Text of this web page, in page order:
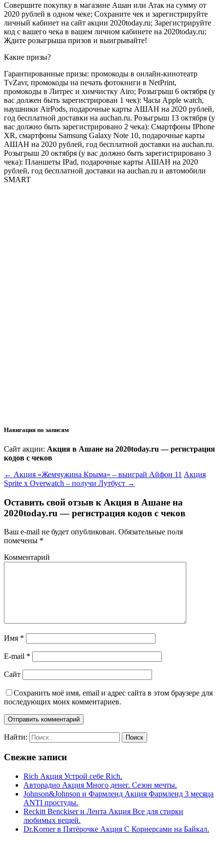
Совершите покупку в магазине Ашан или Атак на сумму от
2020 рублей в одном чеке; Сохраните чек и зарегистрируйте
личный кабинет на сайт акции 2020today.ru; Зарегистрируйте
код с вашего чека в вашем личном кабинете на 2020today.ru;
Ждите розыгрыша призов и выигрывайте!
Какие призы?
Гарантированные призы: промокоды в онлайн-кинотеатр
TvZavr, промокоды на печать фотокниги в NetPrint,
промокоды в Литрес и химчистку Airo; Розыгрыш 6 октября (у
вас должен быть зарегистрирован 1 чек): Часы Apple watch,
наушники AirPods, подарочные карты АШАН на 2020 рублей,
год бесплатной доставки на auchan.ru. Розыгрыш 13 октября (у
вас должно быть зарегистрировано 2 чека): Смартфоны IPhone
XR, смартфоны Samsung Galaxy Note 10, подарочные карты
АШАН на 2020 рублей, год бесплатной доставки на auchan.ru.
Розыгрыш 20 октября (у вас должно быть зарегистрировано 3
чека): Планшеты IPad, подарочные карты АШАН на 2020
рублей, год бесплатной доставки на auchan.ru и автомобили
SMART
Навигация по записям
Сайт акции: Акция в Ашане на 2020today.ru — регистрация
кодов с чеков
← Акция «Жемчужина Крыма» – выиграй Айфон 11 Акция
Sprite x Overwatch – получи Лутбуст →
Оставить свой отзыв к Акция в Ашане на
2020today.ru — регистрация кодов с чеков
Ваш e-mail не будет опубликован. Обязательные поля
помечены *
Комментарий
Имя *
E-mail *
Сайт
Сохранить моё имя, email и адрес сайта в этом браузере для
последующих моих комментариев.
Найти:
Свежие записи
Rich Акция Устрой себе Rich.
Авторадио Акция Много денег. Сезон мечты.
Johnson&Johnson и Фармленд Акция Фармленд 3 месяца
ANTI простуды.
Reckitt Benckiser и Лента Акция Все для стирки
любимых вещей.
Dr.Korner в Пятёрочке Акция С Корнерсами на Байкал.